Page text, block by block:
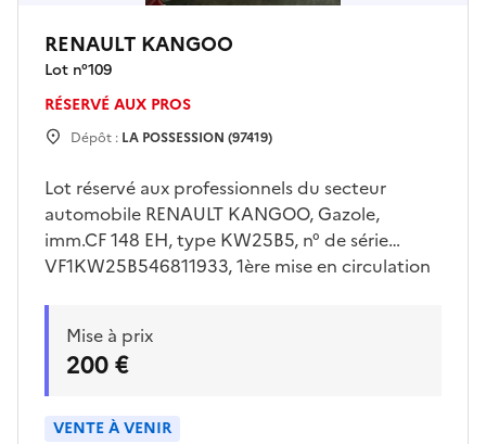
RENAULT KANGOO
Lot n°109
RÉSERVÉ AUX PROS
Dépôt : LA POSSESSION (97419)
Lot réservé aux professionnels du secteur
automobile RENAULT KANGOO, Gazole,
imm.CF 148 EH, type KW25B5, n° de série
VF1KW25B546811933, 1ère mise en circulation
dépôt.Enlèvement sur plateau obligatoire.Pour
retirer le véhicule, le bon d'enlèvement imprimé
sera requis.
Mise à prix
200 €
VENTE À VENIR